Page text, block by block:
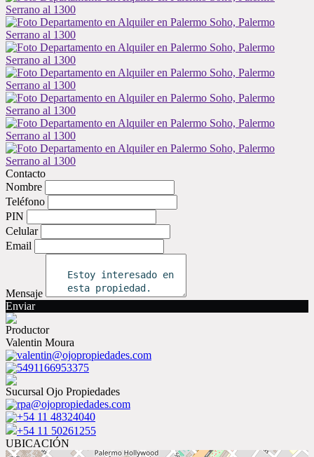
Contacto
Nombre
Teléfono
PIN
Celular
Email
Mensaje
Enviar
Productor
Valentin Moura
valentin@ojopropiedades.com
5491166953375
Sucursal Ojo Propiedades
rpa@ojopropiedades.com
+54 11 48324040
+54 11 50261255
UBICACIÓN